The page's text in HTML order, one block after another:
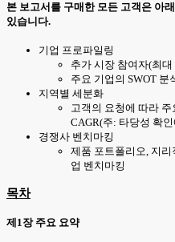
본 보고서를 구매한 모든 고객은 아
있습니다.
기업 프로파일링
추가 시장 참여자(최
주요 기업의 SWOT 분
지역별 세분화
고객의 요청에 따라 주
CAGR(주: 타당성 확
경쟁사 벤치마킹
제품 포트폴리오, 지리
업 벤치마킹
목차
제1장 주요 요약